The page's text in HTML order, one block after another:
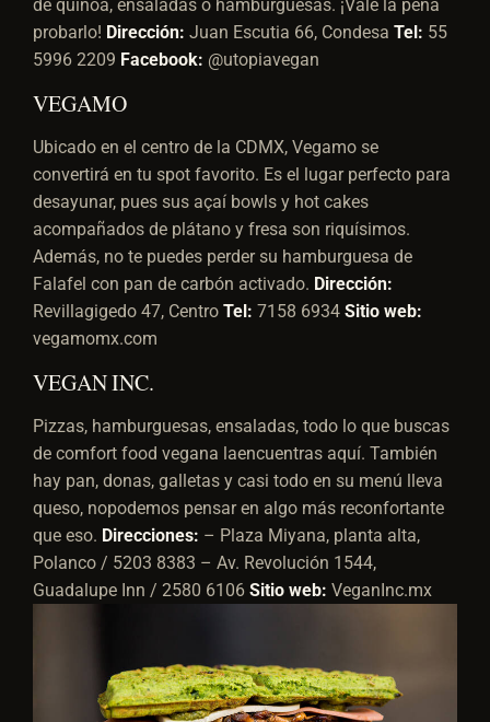
de quinoa, ensaladas o hamburguesas. ¡Vale la pena
probarlo! Dirección: Juan Escutia 66, Condesa Tel: 55
5996 2209 Facebook: @utopiavegan
VEGAMO
Ubicado en el centro de la CDMX, Vegamo se
convertirá en tu spot favorito. Es el lugar perfecto para
desayunar, pues sus açaí bowls y hot cakes
acompañados de plátano y fresa son riquísimos.
Además, no te puedes perder su hamburguesa de
Falafel con pan de carbón activado. Dirección:
Revillagigedo 47, Centro Tel: 7158 6934 Sitio web:
vegamomx.com
VEGAN INC.
Pizzas, hamburguesas, ensaladas, todo lo que buscas
de comfort food vegana laencuentras aquí. También
hay pan, donas, galletas y casi todo en su menú lleva
queso, nopodemos pensar en algo más reconfortante
que eso. Direcciones: – Plaza Miyana, planta alta,
Polanco / 5203 8383 – Av. Revolución 1544,
Guadalupe Inn / 2580 6106 Sitio web: VeganInc.mx